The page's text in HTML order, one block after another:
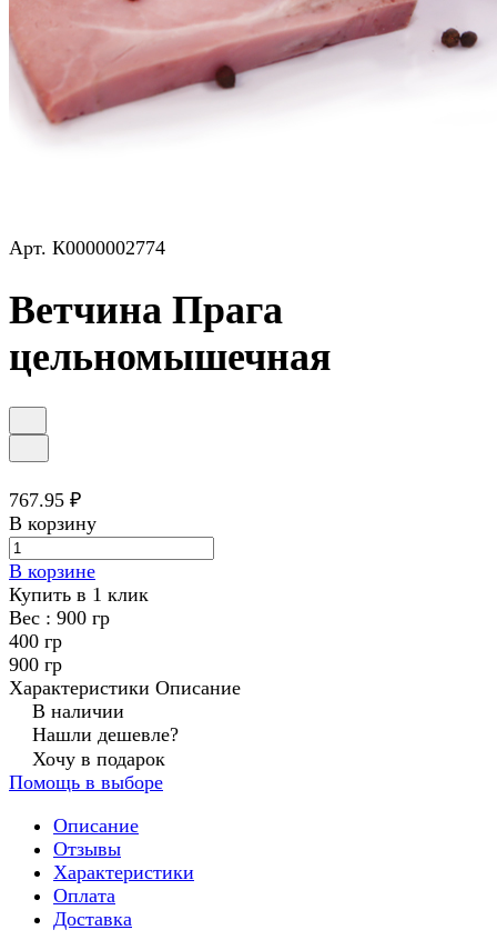
Арт. К0000002774
Ветчина Прага
цельномышечная
767.95 ₽
В корзину
В корзине
Купить в 1 клик
Вес : 900 гр
400 гр
900 гр
Характеристики Описание
В наличии
Нашли дешевле?
Хочу в подарок
Помощь в выборе
Описание
Отзывы
Характеристики
Оплата
Доставка